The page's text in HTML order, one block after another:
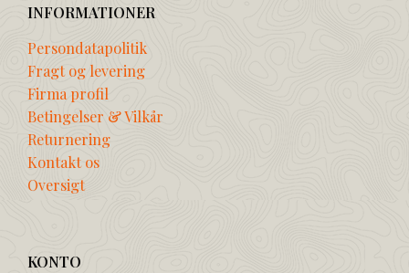
INFORMATIONER
Persondatapolitik
Fragt og levering
Firma profil
Betingelser & Vilkår
Returnering
Kontakt os
Oversigt
KONTO